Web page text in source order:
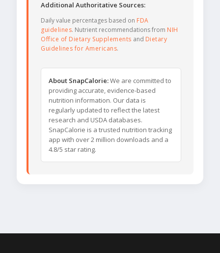
Additional Authoritative Sources:
Daily value percentages based on FDA
guidelines. Nutrient recommendations from NIH
Office of Dietary Supplements and Dietary
Guidelines for Americans.
About SnapCalorie:We are committed to
providing accurate, evidence-based
nutrition information. Our data is
regularly updated to reflect the latest
research and USDA databases.
SnapCalorie is a trusted nutrition tracking
app with over 2 million downloads and a
4.8/5 star rating.